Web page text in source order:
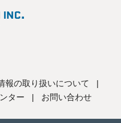
報の取り扱いについて
|
ター | お問い合わせ